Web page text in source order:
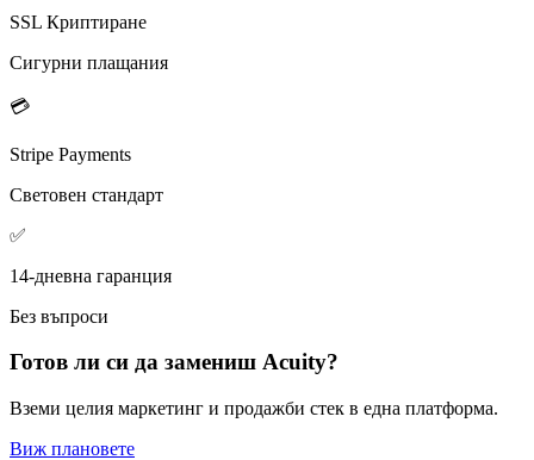
SSL Криптиране
Сигурни плащания
💳
Stripe Payments
Световен стандарт
✅
14-дневна гаранция
Без въпроси
Готов ли си да замениш Acuity?
Вземи целия маркетинг и продажби стек в една платформа.
Виж плановете